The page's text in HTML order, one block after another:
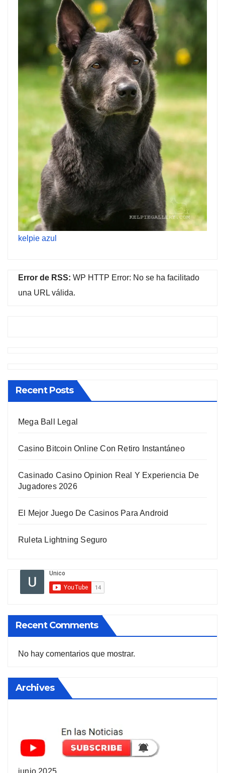
kelpie azul
Error de RSS: WP HTTP Error: No se ha facilitado
una URL válida.
Recent Posts
Mega Ball Legal
Casino Bitcoin Online Con Retiro Instantáneo
Casinado Casino Opinion Real Y Experiencia De
Jugadores 2026
El Mejor Juego De Casinos Para Android
Ruleta Lightning Seguro
Recent Comments
No hay comentarios que mostrar.
Archives
junio 2025